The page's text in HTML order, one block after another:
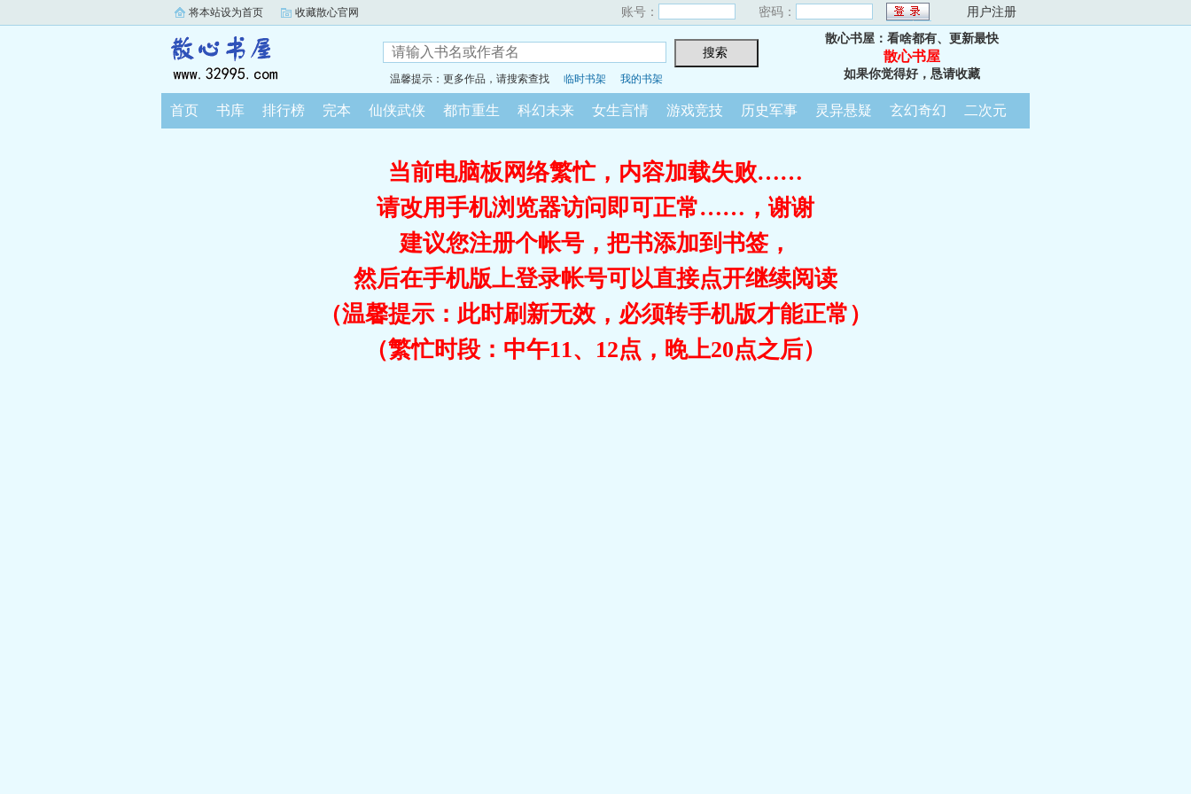
将本站设为首页 收藏散心官网 账号： 密码： 用户注册
温馨提示：更多作品，请搜索查找 临时书架 我的书架
散心书屋：看啥都有、更新最快
散心书屋
如果你觉得好，恳请收藏
首页 书库 排行榜 完本 仙侠武侠 都市重生 科幻未来 女生言情 游戏竞技 历史军事 灵异悬疑 玄幻奇幻 二次元
当前电脑板网络繁忙，内容加载失败……
请改用手机浏览器访问即可正常……，谢谢
建议您注册个帐号，把书添加到书签，
然后在手机版上登录帐号可以直接点开继续阅读
（温馨提示：此时刷新无效，必须转手机版才能正常）
（繁忙时段：中午11、12点，晚上20点之后）